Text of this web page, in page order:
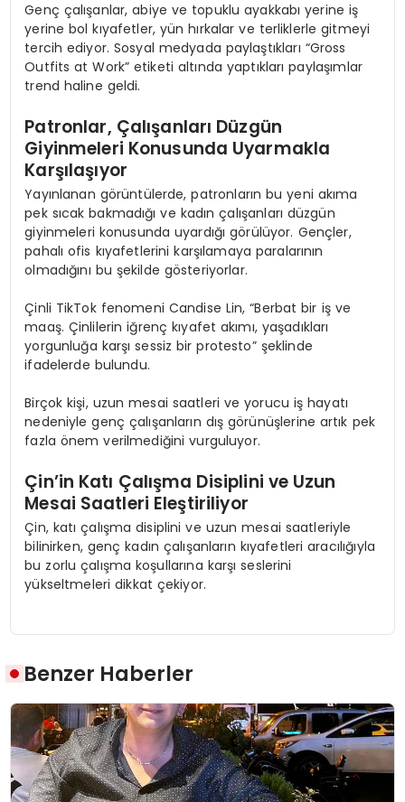
Genç çalışanlar, abiye ve topuklu ayakkabı yerine iş
yerine bol kıyafetler, yün hırkalar ve terliklerle gitmeyi
tercih ediyor. Sosyal medyada paylaştıkları “Gross
Outfits at Work” etiketi altında yaptıkları paylaşımlar
trend haline geldi.
Patronlar, Çalışanları Düzgün
Giyinmeleri Konusunda Uyarmakla
Karşılaşıyor
Yayınlanan görüntülerde, patronların bu yeni akıma
pek sıcak bakmadığı ve kadın çalışanları düzgün
giyinmeleri konusunda uyardığı görülüyor. Gençler,
pahalı ofis kıyafetlerini karşılamaya paralarının
olmadığını bu şekilde gösteriyorlar.
Çinli TikTok fenomeni Candise Lin, “Berbat bir iş ve
maaş. Çinlilerin iğrenç kıyafet akımı, yaşadıkları
yorgunluğa karşı sessiz bir protesto” şeklinde
ifadelerde bulundu.
Birçok kişi, uzun mesai saatleri ve yorucu iş hayatı
nedeniyle genç çalışanların dış görünüşlerine artık pek
fazla önem verilmediğini vurguluyor.
Çin’in Katı Çalışma Disiplini ve Uzun
Mesai Saatleri Eleştiriliyor
Çin, katı çalışma disiplini ve uzun mesai saatleriyle
bilinirken, genç kadın çalışanların kıyafetleri aracılığıyla
bu zorlu çalışma koşullarına karşı seslerini
yükseltmeleri dikkat çekiyor.
Benzer Haberler